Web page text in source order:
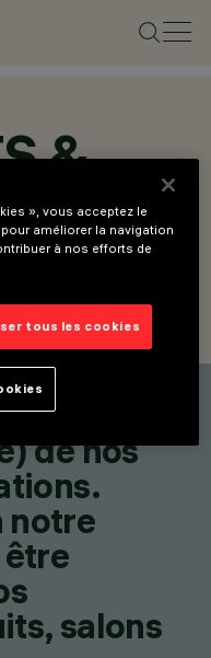
&
NOUS
de nos
notre
salons
», vous acceptez le
améliorer la navigation
à nos efforts de
tous les cookies